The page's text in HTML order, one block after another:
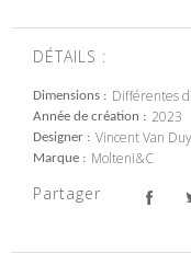
DÉTAILS :
Dimensions Différentes
Année de création 2023
Designer Vincent Van
Marque Molteni&C
Partager